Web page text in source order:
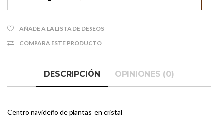
AÑADE A LA LISTA DE DESEOS
COMPARA ESTE PRODUCTO
DESCRIPCIÓN OPINIONES (0)
Centro navideño de plantas en cristal